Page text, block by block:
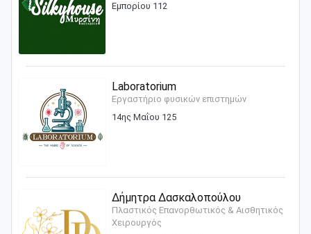
Εμπορίου 112
Laboratorium
Εργαστήριο φυσικών επιστημών
14ης Μαΐου 125
Δήμητρα Δασκαλοπούλου
Πλαστικός Επανορθωτικός & Αισθητικός
Χειρουργός